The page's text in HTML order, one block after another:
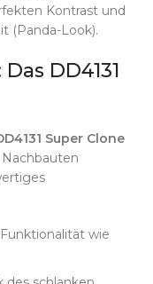
Kontrast und
(Panda-Look).
DD4131
Super Clone
wie